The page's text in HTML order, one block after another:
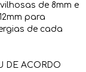
de 8mm e
para
de cada
DE ACORDO